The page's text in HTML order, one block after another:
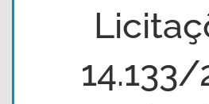
14.133/